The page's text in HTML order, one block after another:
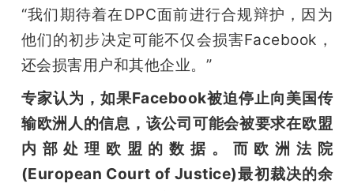
“我们期待着在DPC面前进行合规辩护，因为
他们的初步决定可能不仅会损害Facebook，
还会损害用户和其他企业。”
专家认为，如果Facebook被迫停止向美国传
输欧洲人的信息，该公司可能会被要求在欧盟
内部处理欧盟的数据。而欧洲法院
(European Court of Justice)最初裁决的余